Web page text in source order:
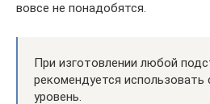
вовсе не понадобятся.
При изготовлении любой
рекомендуется использовать
уровень.